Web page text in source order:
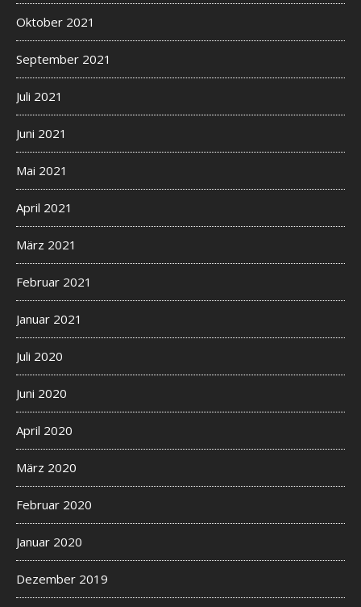
Oktober 2021
September 2021
Juli 2021
Juni 2021
Mai 2021
April 2021
März 2021
Februar 2021
Januar 2021
Juli 2020
Juni 2020
April 2020
März 2020
Februar 2020
Januar 2020
Dezember 2019